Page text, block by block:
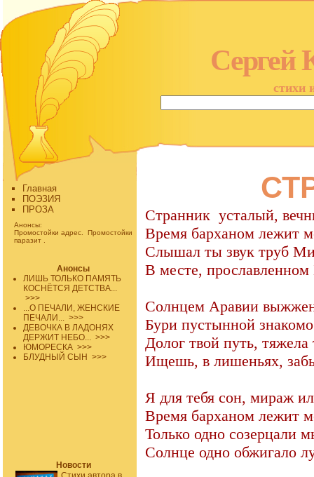
Сергей
стихи
Главная
ПОЭЗИЯ
ПРОЗА
Анонсы:
Промостойки адрес.
Промостойки
паразит
Анонсы
ЛИШЬ ТОЛЬКО ПАМЯТЬ
КОСНЁТСЯ ДЕТСТВА...
>>>
...О ПЕЧАЛИ, ЖЕНСКИЕ
ПЕЧАЛИ... >>>
ДЕВОЧКА В ЛАДОНЯХ
ДЕРЖИТ НЕБО... >>>
ЮМОРЕСКА >>>
БЛУДНЫЙ СЫН >>>
Новости
Странник усталый,
Время барханом лежит
Слышал ты звук труб
В месте, прославленном
Солнцем Аравии
Бури пустынной
Долог твой путь,
Ищешь, в лишеньях,
Я для тебя сон, мираж
Время барханом лежит
Только одно созерцали
Солнце одно обжигало